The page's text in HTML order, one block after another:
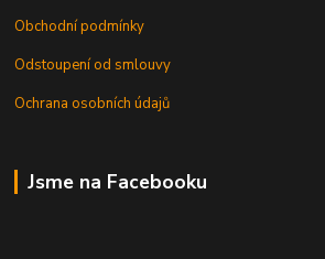
Obchodní podmínky
Odstoupení od smlouvy
Ochrana osobních údajů
Jsme na Facebooku